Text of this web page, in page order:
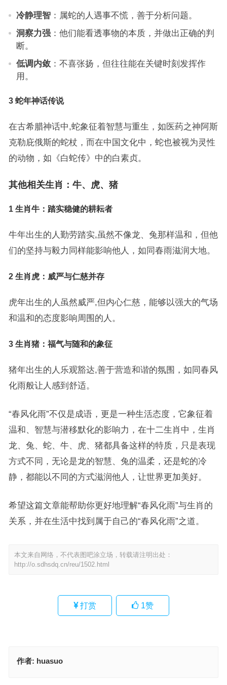
冷静理智：属蛇的人遇事不慌，善于分析问题。
洞察力强：他们能看透事物的本质，并做出正确的判
断。
低调内敛：不喜张扬，但往往能在关键时刻发挥作
用。
3 蛇年神话传说
在古希腊神话中,蛇象征着智慧与重生，如医药之神阿斯
克勒庇俄斯的蛇杖，而在中国文化中，蛇也被视为灵性
的动物，如《白蛇传》中的白素贞。
其他相关生肖：牛、虎、猪
1 生肖牛：踏实稳健的耕耘者
牛年出生的人勤劳踏实,虽然不像龙、兔那样温和，但他
们的坚持与毅力同样能影响他人，如同春雨滋润大地。
2 生肖虎：威严与仁慈并存
虎年出生的人虽然威严,但内心仁慈，能够以强大的气场
和温和的态度影响周围的人。
3 生肖猪：福气与随和的象征
猪年出生的人乐观豁达,善于营造和谐的氛围，如同春风
化雨般让人感到舒适。
“春风化雨”不仅是成语，更是一种生活态度，它象征着
温和、智慧与潜移默化的影响力，在十二生肖中，生肖
龙、兔、蛇、牛、虎、猪都具备这样的特质，只是表现
方式不同，无论是龙的智慧、兔的温柔，还是蛇的冷
静，都能以不同的方式滋润他人，让世界更加美好。
希望这篇文章能帮助你更好地理解“春风化雨”与生肖的
关系，并在生活中找到属于自己的“春风化雨”之道。
本文来自网络，不代表图吧涂立场，转载请注明出处：
http://o.sdhsdq.cn/reu/1502.html
打赏 1赞
作者: huasuo